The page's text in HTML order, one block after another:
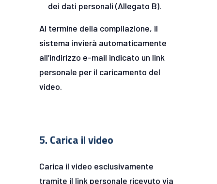
dei dati personali (Allegato B).
Al termine della compilazione, il
sistema invierà automaticamente
all’indirizzo e-mail indicato un link
personale per il caricamento del
video.
5. Carica il video
Carica il video esclusivamente
tramite il link personale ricevuto via